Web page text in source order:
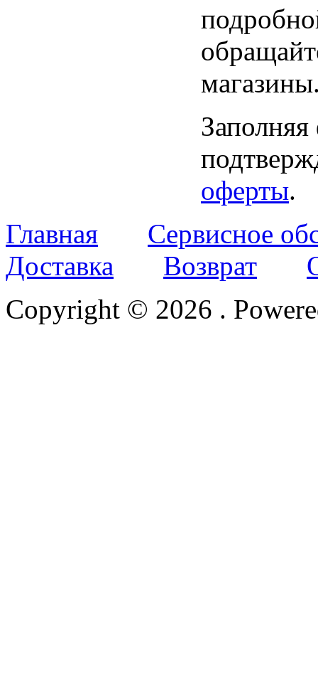
оферты.
Главная
Сервисное
Доставка
Возврат
Copyright © 2026 .